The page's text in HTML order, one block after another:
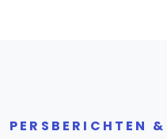
PERSBERICHTEN